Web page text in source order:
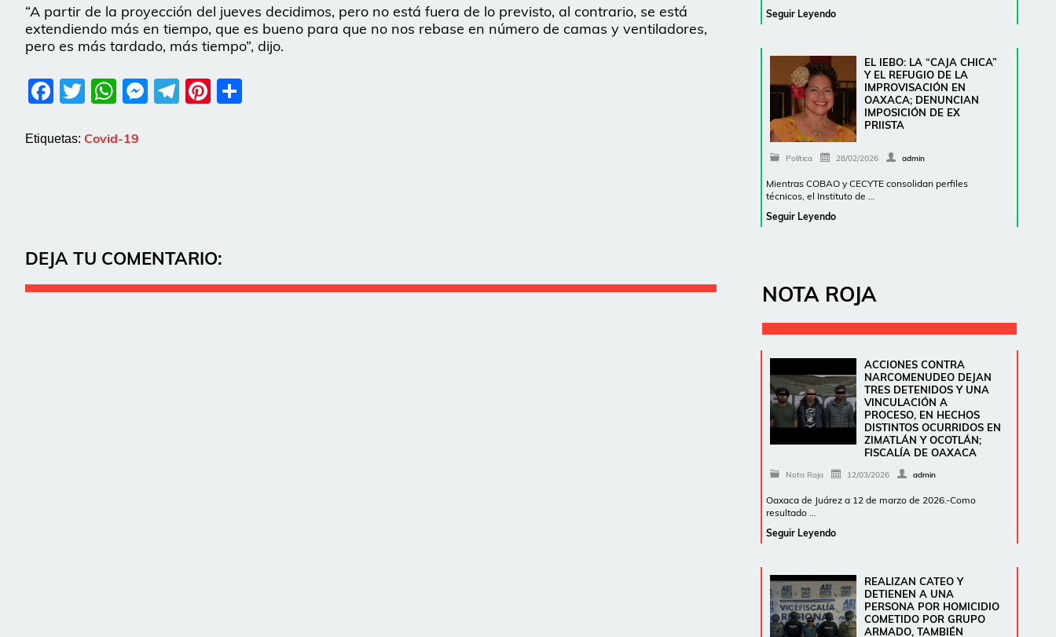
“A partir de la proyección del jueves decidimos, pero no está fuera de lo previsto, al contrario, se está
extendiendo más en tiempo, que es bueno para que no nos rebase en número de camas y ventiladores,
pero es más tardado, más tiempo”, dijo.
Facebook
Twitter
WhatsApp
Messenger
Telegram
Pinterest
Etiquetas: Covid-19
DEJA TU COMENTARIO:
Seguir Leyendo
EL IEBO: LA “CAJA CHICA”
Y EL REFUGIO DE LA
IMPROVISACIÓN EN
OAXACA; DENUNCIAN
IMPOSICIÓN DE EX
PRIISTA
Política 28/02/2026 admin
Mientras COBAO y CECYTE consolidan perfiles
técnicos, el Instituto de …
Seguir Leyendo
NOTA ROJA
ACCIONES CONTRA
NARCOMENUDEO DEJAN
TRES DETENIDOS Y UNA
VINCULACIÓN A
PROCESO, EN HECHOS
DISTINTOS OCURRIDOS EN
ZIMATLÁN Y OCOTLÁN;
FISCALÍA DE OAXACA
Nota Roja 12/03/2026 admin
Oaxaca de Juárez a 12 de marzo de 2026.-Como
resultado …
Seguir Leyendo
REALIZAN CATEO Y
DETIENEN A UNA
PERSONA POR HOMICIDIO
COMETIDO POR GRUPO
ARMADO, TAMBIÉN